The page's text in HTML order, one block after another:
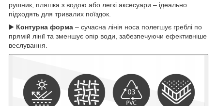
рушник, пляшка з водою або легкі аксесуари – ідеально
підходять для тривалих поїздок.
▶️ Контурна форма – сучасна лінія носа полегшує греблі по
прямій лінії та зменшує опір води, забезпечуючи ефективніше
веслування.